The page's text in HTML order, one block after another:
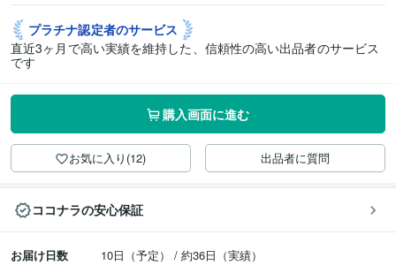
プラチナ認定者のサービス
直近3ヶ月で高い実績を維持した、信頼性の高い出品者のサービス
です
購入画面に進む
お気に入り(12) 出品者に質問
ココナラの安心保証
お届け日数
10日（予定） / 約36日（実績）